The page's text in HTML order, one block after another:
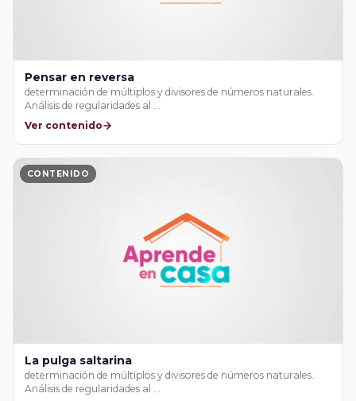
Pensar en reversa
determinación de múltiplos y divisores de números naturales.
Análisis de regularidades al …
Ver contenido
CONTENIDO
La pulga saltarina
determinación de múltiplos y divisores de números naturales.
Análisis de regularidades al …